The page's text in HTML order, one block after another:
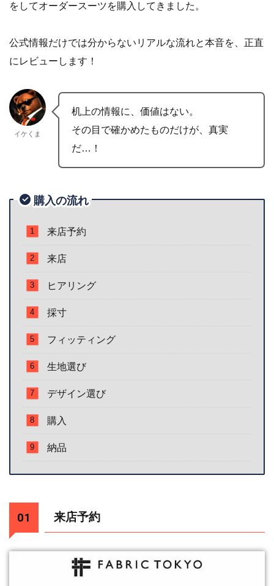
をしてオーダースーツを購入してきました。
公式情報だけでは分からないリアルな流れと本音を、正直
にレビューします！
イケくま
机上の情報に、価値はない。
その目で確かめたものだけが、真実
だ…！
購入の流れ
来店予約
来店
ヒアリング
採寸
フィッティング
生地選び
デザイン選び
購入
納品
来店予約